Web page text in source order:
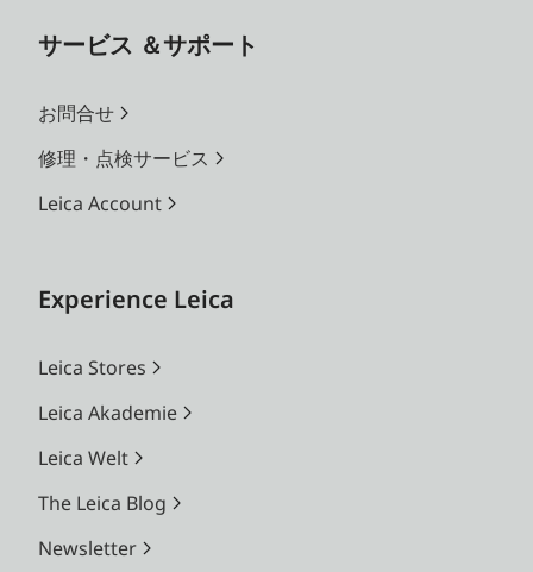
サービス ＆サポート
お問合せ
修理・点検サービス
Leica Account
Experience Leica
Leica Stores
Leica Akademie
Leica Welt
The Leica Blog
Newsletter